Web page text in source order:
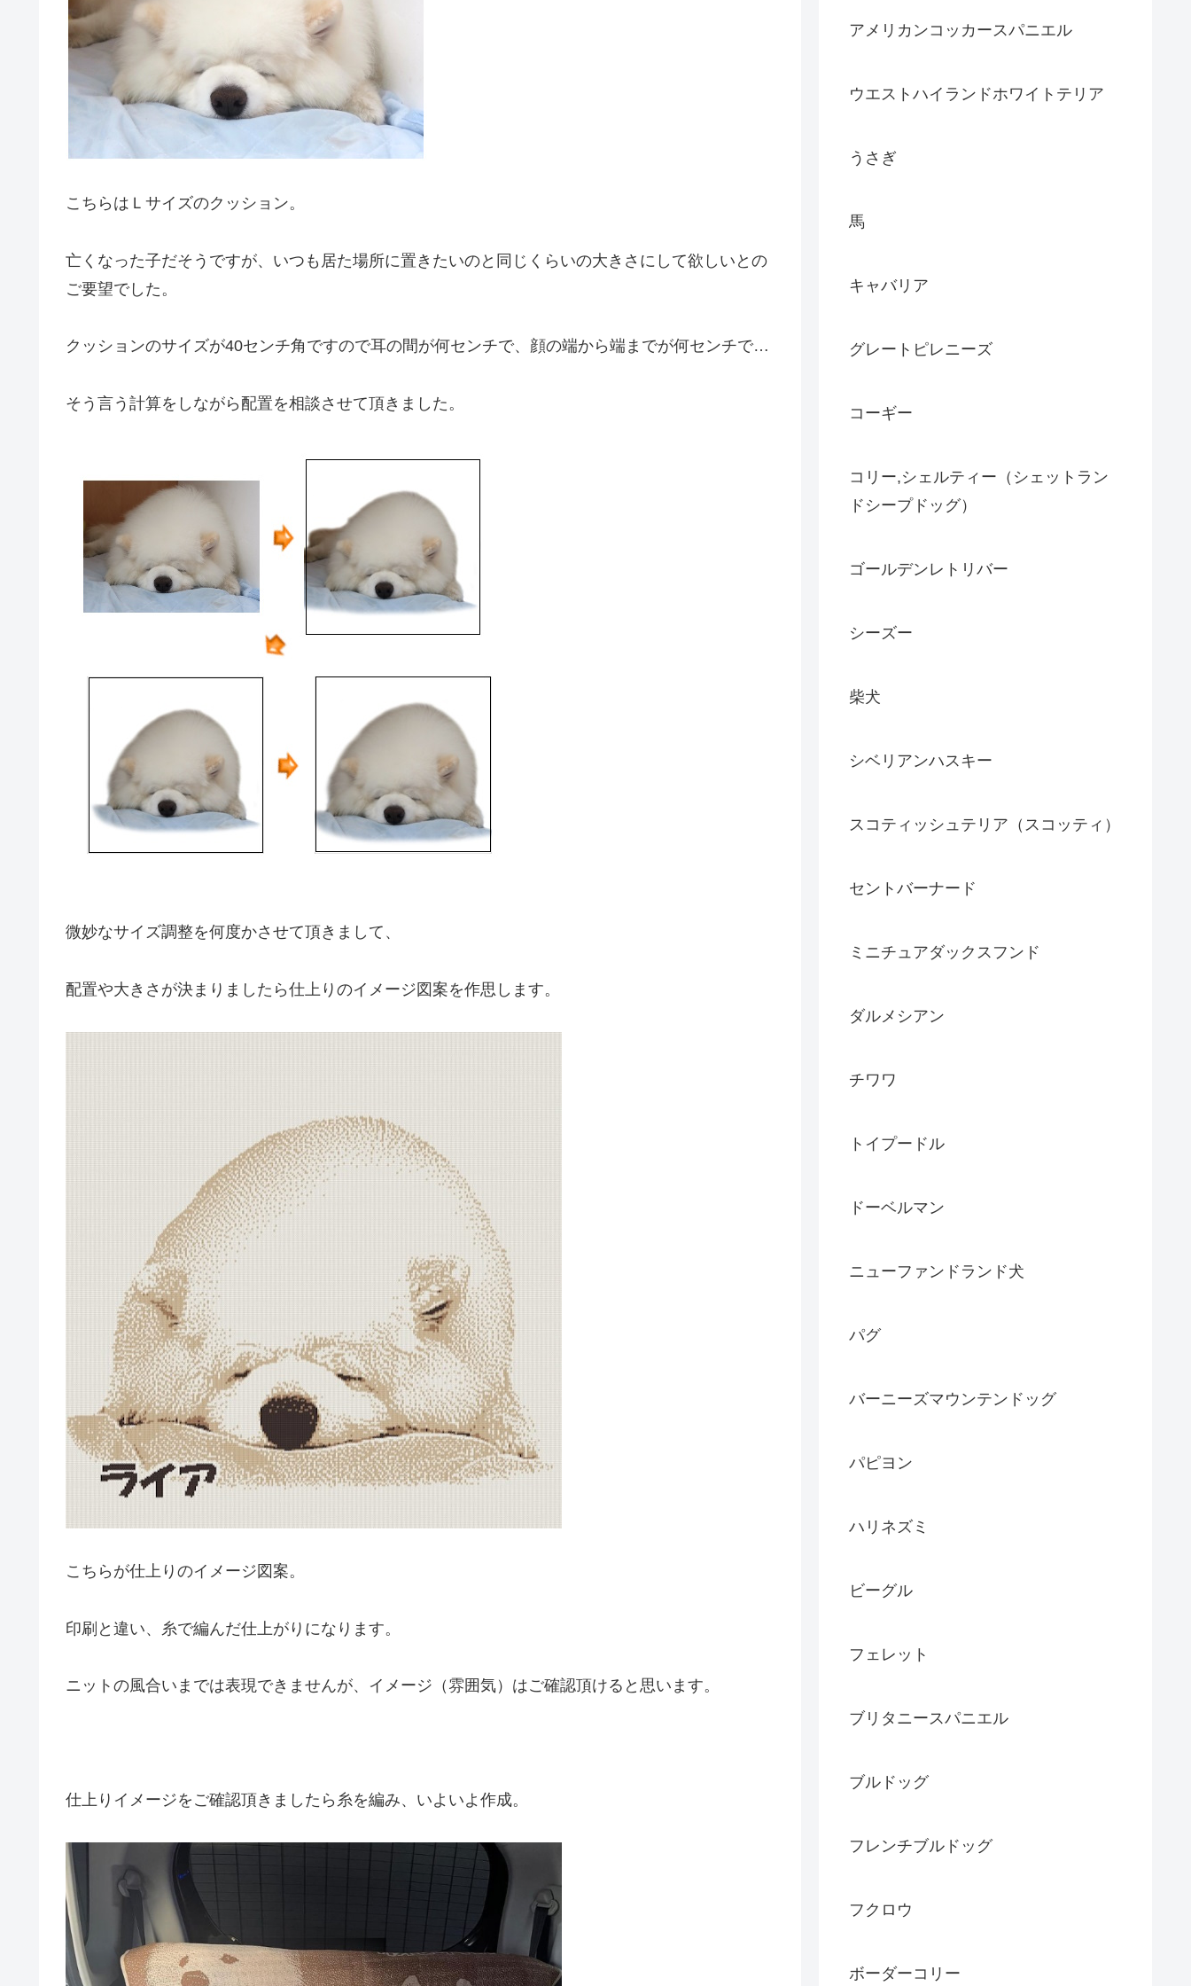
こちらはＬサイズのクッション。
亡くなった子だそうですが、いつも居た場所に置きたいのと同じくらいの大きさにして欲しいとの
ご要望でした。
クッションのサイズが40センチ角ですので耳の間が何センチで、顔の端から端までが何センチで…
そう言う計算をしながら配置を相談させて頂きました。
微妙なサイズ調整を何度かさせて頂きまして、
配置や大きさが決まりましたら仕上りのイメージ図案を作思します。
こちらが仕上りのイメージ図案。
印刷と違い、糸で編んだ仕上がりになります。
ニットの風合いまでは表現できませんが、イメージ（雰囲気）はご確認頂けると思います。
仕上りイメージをご確認頂きましたら糸を編み、いよいよ作成。
アメリカンコッカースパニエル
ウエストハイランドホワイトテリア
うさぎ
馬
キャバリア
グレートピレニーズ
コーギー
コリー,シェルティー（シェットラン
ドシープドッグ）
ゴールデンレトリバー
シーズー
柴犬
シベリアンハスキー
スコティッシュテリア（スコッティ）
セントバーナード
ミニチュアダックスフンド
ダルメシアン
チワワ
トイプードル
ドーベルマン
ニューファンドランド犬
パグ
バーニーズマウンテンドッグ
パピヨン
ハリネズミ
ビーグル
フェレット
ブリタニースパニエル
ブルドッグ
フレンチブルドッグ
フクロウ
ボーダーコリー